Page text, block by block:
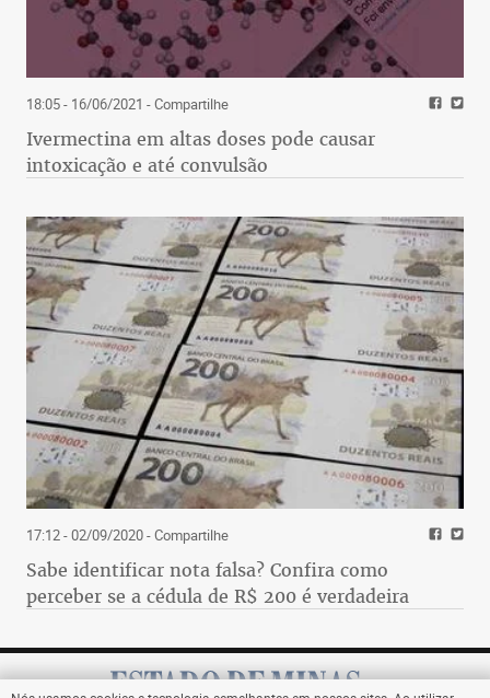
18:05 - 16/06/2021 - Compartilhe
Ivermectina em altas doses pode causar
intoxicação e até convulsão
17:12 - 02/09/2020- Compartilhe
Sabe identificar nota falsa? Confira como
perceber se a cédula de R$ 200 é verdadeira